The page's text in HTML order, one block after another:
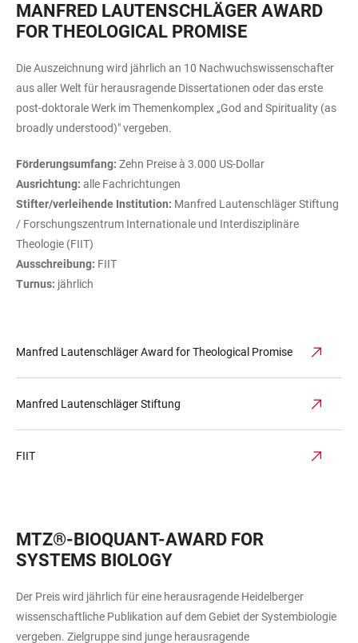
MANFRED LAUTENSCHLÄGER AWARD
FOR THEOLOGICAL PROMISE
Die Auszeichnung wird jährlich an 10 Nachwuchswissenschafter
aus aller Welt für herausragende Dissertationen oder das erste
post-doktorale Werk im Themenkomplex „God and Spirituality (as
broadly understood)" vergeben.
Förderungsumfang: Zehn Preise à 3.000 US-Dollar
Ausrichtung: alle Fachrichtungen
Stifter/verleihende Institution: Manfred Lautenschläger Stiftung
/ Forschungszentrum Internationale und Interdisziplinäre
Theologie (FIIT)
Ausschreibung: FIIT
Turnus: jährlich
Manfred Lautenschläger Award for Theological Promise
Manfred Lautenschläger Stiftung
FIIT
MTZ®-BIOQUANT-AWARD FOR
SYSTEMS BIOLOGY
Der Preis wird jährlich für eine herausragende Heidelberger
wissenschaftliche Publikation auf dem Gebiet der Systembiologie
vergeben. Zielgruppe sind junge herausragende